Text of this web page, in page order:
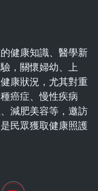
健康知識、醫學新
，關懷婦幼、上
康狀況，尤其對重
癌症、慢性疾病
減肥美容等，邀訪
民眾獲取健康照護